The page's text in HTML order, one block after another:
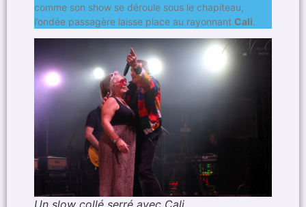
comme son show se déroule sous le chapiteau,
l’ondée passagère laisse place au rayonnant Cali.